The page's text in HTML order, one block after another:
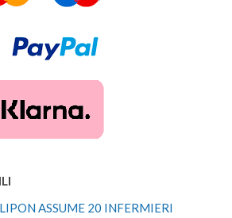
ASSUME 20 INFERMIERI